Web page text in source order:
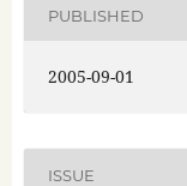
PUBLISHED
2005-09-01
ISSUE